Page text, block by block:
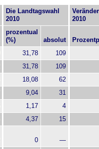
Die Landtagswahl
2010
2010
prozentual
(%)
absolut
31,78
109
31,78
109
18,08
62
9,04
31
1,17
4
4,37
15
0
—